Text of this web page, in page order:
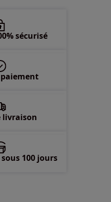
sécurisé
paiement
livraison
100 jours